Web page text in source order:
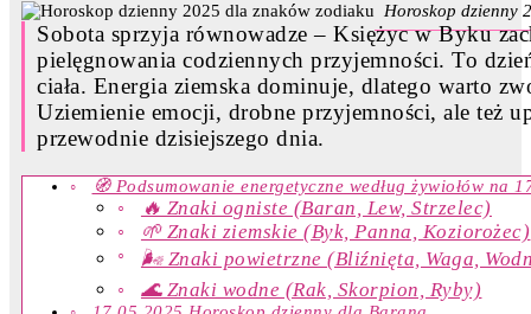
Horoskop dzienny
Sobota sprzyja równowadze – Księżyc w Byku
pielęgnowania codziennych przyjemności. To
ciała. Energia ziemska dominuje, dlatego warto
Uziemienie emocji, drobne przyjemności, ale też
przewodnie dzisiejszego dnia.
🧭 Podsumowanie energetyczne według żywiołów na
🔥 Znaki ogniste (Baran, Lew, Strzelec)
🌱 Znaki ziemskie (Byk, Panna, Koziorożec)
🌬️ Znaki powietrzne (Bliźnięta, Waga,
🌊 Znaki wodne (Rak, Skorpion, Ryby)